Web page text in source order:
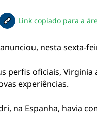
facebook
no twitter
pelo email
Copiar link da notícia
Link copiado para a
nesta sexta-
perfis oficiais,
experiências.
na Espanha, havia